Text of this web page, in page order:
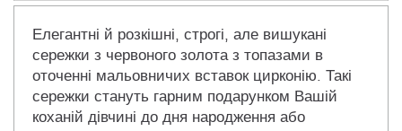
Елегантні й розкішні, строгі, але вишукані
сережки з червоного золота з топазами в
оточенні мальовничих вставок цирконію. Такі
сережки стануть гарним подарунком Вашій
коханій дівчині до дня народження або